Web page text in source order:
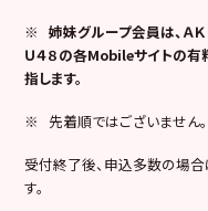
※姉妹グループ会員は、ＡＫＢ
Ｕ４８の各Mobileサイトの
指します。
※ 先着順ではございません。
受付終了後、申込多数の場
す。